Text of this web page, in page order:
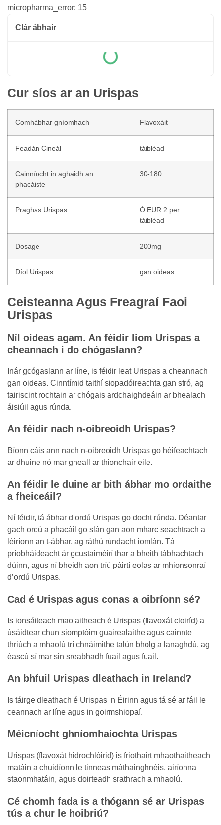
micropharma_error: 15
Clár ábhair
Cur síos ar an Urispas
Comhábhar gníomhach Flavoxáit
Feadán Cineál táibléad
Cainníocht in aghaidh an
phacáiste
30-180
Praghas Urispas
Ó EUR 2 per
táibléad
Dosage 200mg
Díol Urispas gan oideas
Ceisteanna Agus Freagraí Faoi
Urispas
Níl oideas agam. An féidir liom Urispas a
cheannach i do chógaslann?
Inár gcógaslann ar líne, is féidir leat Urispas a cheannach
gan oideas. Cinntímid taithí siopadóireachta gan stró, ag
tairiscint rochtain ar chógais ardchaighdeáin ar bhealach
áisiúil agus rúnda.
An féidir nach n-oibreoidh Urispas?
Bíonn cáis ann nach n-oibreoidh Urispas go héifeachtach
ar dhuine nó mar gheall ar thionchair eile.
An féidir le duine ar bith ábhar mo ordaithe
a fheiceáil?
Ní féidir, tá ábhar d’ordú Urispas go docht rúnda. Déantar
gach ordú a phacáil go slán gan aon mharc seachtrach a
léiríonn an t-ábhar, ag ráthú rúndacht iomlán. Tá
príobháideacht ár gcustaiméirí thar a bheith tábhachtach
dúinn, agus ní bheidh aon tríú páirtí eolas ar mhionsonraí
d’ordú Urispas.
Cad é Urispas agus conas a oibríonn sé?
Is ionsáiteach maolaitheach é Urispas (flavoxát cloiríd) a
úsáidtear chun siomptóim guairealaithe agus cainnte
thriúch a mhaolú trí chnáimithe talún bholg a lanaghdú, ag
éascú sí mar sin sreabhadh fuail agus fuail.
An bhfuil Urispas dleathach in Ireland?
Is táirge dleathach é Urispas in Éirinn agus tá sé ar fáil le
ceannach ar líne agus in goirmshiopaí.
Méicníocht ghníomhaíochta Urispas
Urispas (flavoxát hidrochlóirid) is friothairt mhaothaitheach
matáin a chuidíonn le tinneas máthainghnéis, airíonna
staonmhatáin, agus doirteadh srathrach a mhaolú.
Cé chomh fada is a thógann sé ar Urispas
tús a chur le hoibriú?